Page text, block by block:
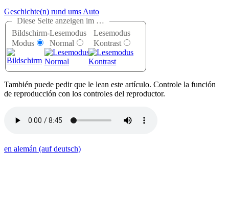
Geschichte(n) rund ums Auto
Diese Seite anzeigen im …
Bildschirm-
Modus
Lesemodus
Normal
Lesemodus
Kontrast
También puede pedir que le lean este artículo. Controle la función
de reproducción con los controles del reproductor.
en alemán (auf deutsch)